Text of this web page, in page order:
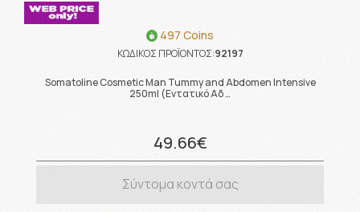
497 Coins
ΚΩΔΙΚΟΣ ΠΡΟΪΟΝΤΟΣ:92197
Somatoline Cosmetic Man Tummy and Abdomen Intensive
250ml (Εντατικό Αδ …
49.66€
Σύντομα κοντά σας